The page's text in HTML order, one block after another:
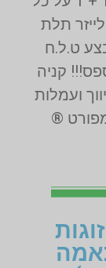
תלת
ט.ל.ח
קניה
ועמלות
®
מדרסים במבצע: 3 זוגות